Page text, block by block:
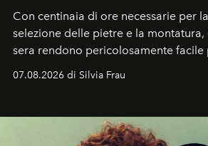
Con centinaia di ore necessarie per
selezione delle pietre e la
sera rendono pericolosamente facile
07.08.2026 di Silvia Frau